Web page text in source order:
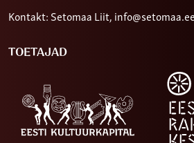
Kontakt: Setomaa Liit, info@setomaa.ee
TOETAJAD